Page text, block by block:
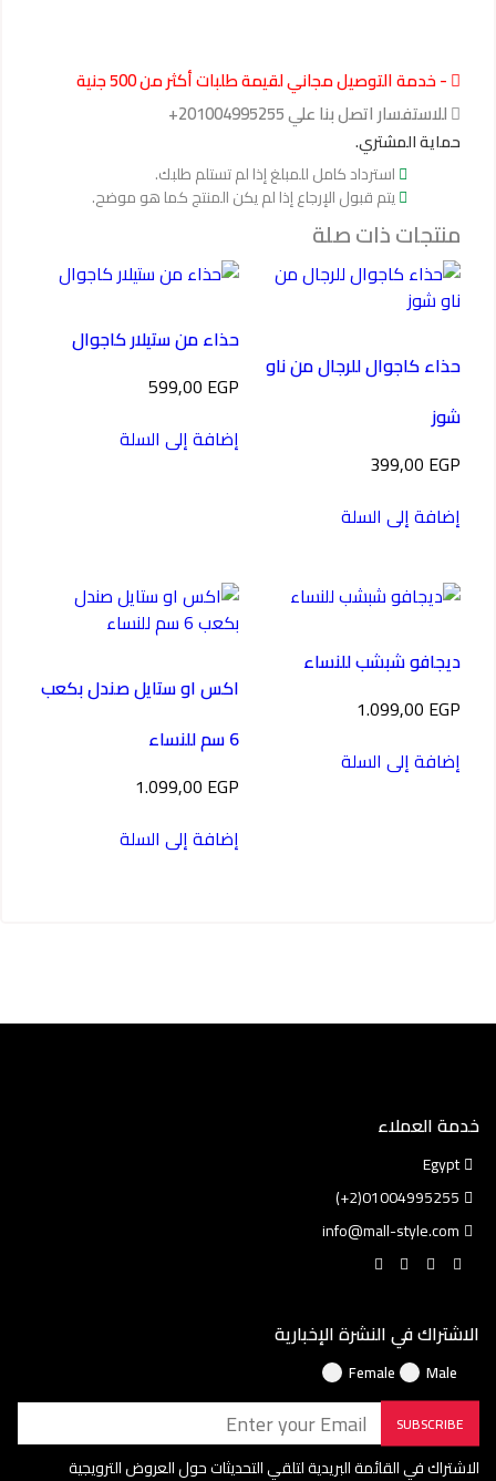
- خدمة التوصيل مجاني لقيمة طلبات أكثر من 500 جنية
للاستفسار اتصل بنا علي 201004995255+
حماية المشتري.
استرداد كامل للمبلغ إذا لم تستلم طلبك.
يتم قبول الإرجاع إذا لم يكن المنتج كما هو موضح.
منتجات ذات صلة
حذاء كاجوال للرجال من ناو
شوز
399,00 EGP
إضافة إلى السلة
حذاء من ستيلار كاجوال
599,00 EGP
إضافة إلى السلة
ديجافو شبشب للنساء
1.099,00 EGP
إضافة إلى السلة
اكس او ستايل صندل بكعب
6 سم للنساء
1.099,00 EGP
إضافة إلى السلة
خدمة العملاء
Egypt
01004995255(2+)
info@mall-style.com
الاشتراك في النشرة الإخبارية
Male
Female
SUBSCRIBE
الاشتراك في القائمة البريدية لتلقي التحديثات حول العروض الترويجية